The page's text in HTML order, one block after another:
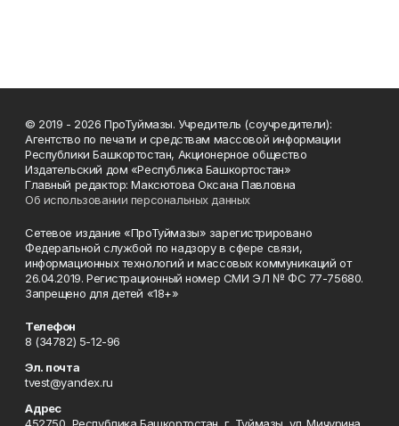
© 2019 - 2026 ПроТуймазы. Учредитель (соучредители):
Агентство по печати и средствам массовой информации
Республики Башкортостан, Акционерное общество
Издательский дом «Республика Башкортостан»
Главный редактор: Максютова Оксана Павловна
Об использовании персональных данных
Сетевое издание «ПроТуймазы» зарегистрировано
Федеральной службой по надзору в сфере связи,
информационных технологий и массовых коммуникаций от
26.04.2019. Регистрационный номер СМИ ЭЛ № ФС 77-75680.
Запрещено для детей «18+»
Телефон
8 (34782) 5-12-96
Эл. почта
tvest@yandex.ru
Адрес